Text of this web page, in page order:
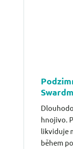
hnojivo.
likviduje
během